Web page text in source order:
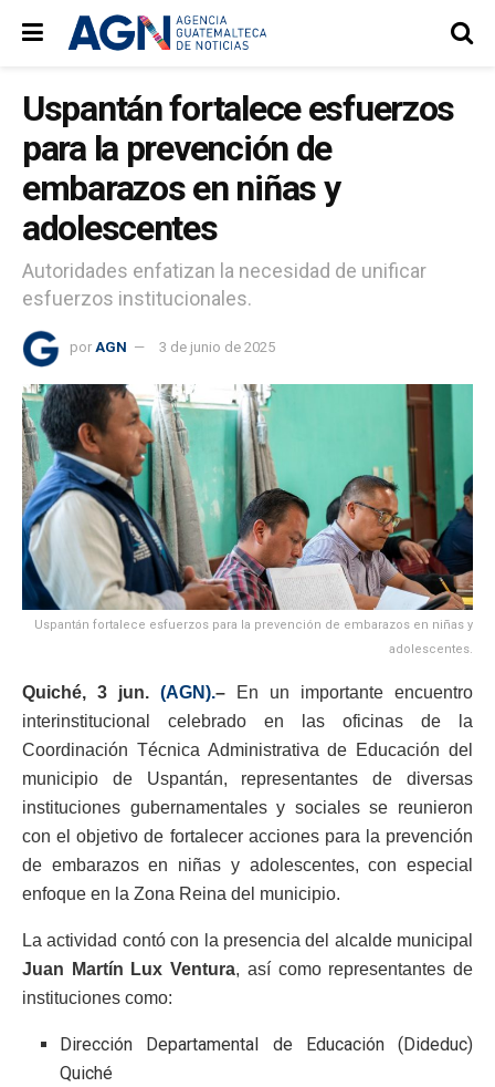
Uspantán fortalece esfuerzos
para la prevención de
embarazos en niñas y
adolescentes
Autoridades enfatizan la necesidad de unificar
esfuerzos institucionales.
por AGN 3 de junio de 2025
Uspantán fortalece esfuerzos para la prevención de embarazos en niñas y
adolescentes.
Quiché, 3 jun. (AGN).– En un importante encuentro
interinstitucional celebrado en las oficinas de la
Coordinación Técnica Administrativa de Educación del
municipio de Uspantán, representantes de diversas
instituciones gubernamentales y sociales se reunieron
con el objetivo de fortalecer acciones para la prevención
de embarazos en niñas y adolescentes, con especial
enfoque en la Zona Reina del municipio.
La actividad contó con la presencia del alcalde municipal
Juan Martín Lux Ventura, así como representantes de
instituciones como:
Dirección Departamental de Educación (Dideduc)
Quiché